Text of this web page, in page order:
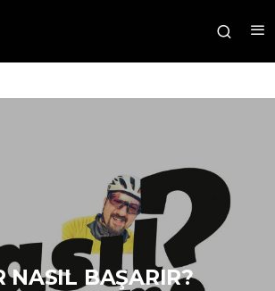
NASIL BAŞARIR?